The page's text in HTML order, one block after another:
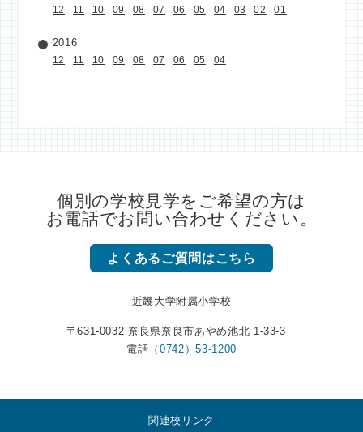
12 11 10 09 08 07 06 05 04 03 02 01
2016
12 11 10 09 08 07 06 05 04
個別の学校見学をご希望の方は
お電話でお問い合わせください。
よくあるご質問はこちら
近畿大学附属小学校
〒631-0032 奈良県奈良市あやめ池北 1-33-3
電話 （0742）53-1200
関連校リンク